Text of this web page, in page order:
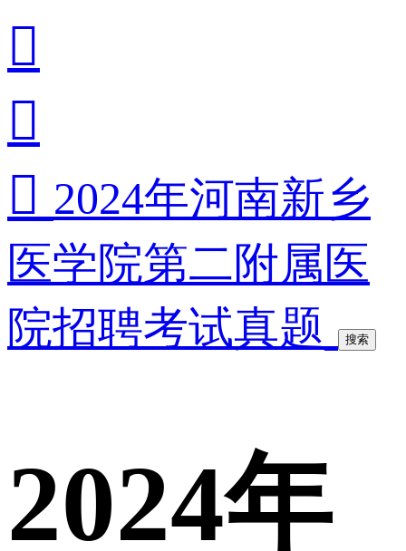


 2024年河南新乡
医学院第二附属医
院招聘考试真题
搜索
2024年